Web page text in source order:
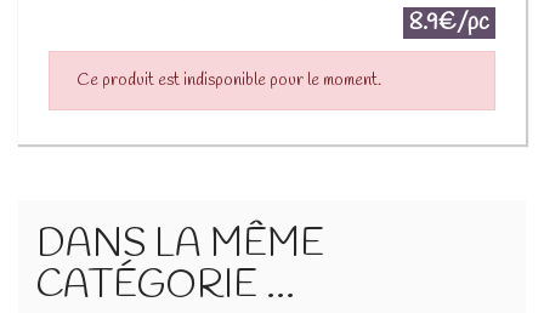
8.9€/pc
Ce produit est indisponible pour le moment.
DANS LA MÊME
CATÉGORIE ...